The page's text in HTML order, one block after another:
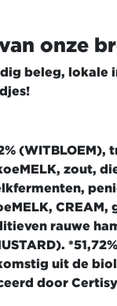
onze
beleg, lokale
(WITBLOEM),
zout,
CREAM,
rauwe
uit de
door